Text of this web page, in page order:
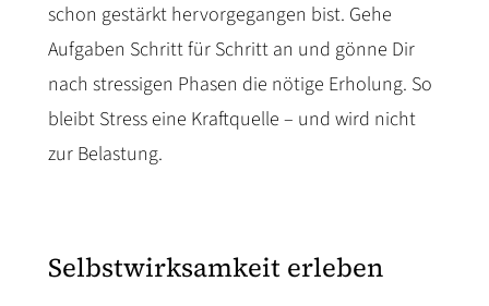
schon gestärkt hervorgegangen bist. Gehe
Aufgaben Schritt für Schritt an und gönne Dir
nach stressigen Phasen die nötige Erholung. So
bleibt Stress eine Kraftquelle – und wird nicht
zur Belastung.
Selbstwirksamkeit erleben